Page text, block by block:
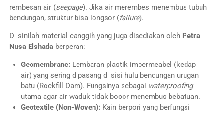
rembesan air (seepage). Jika air merembes menembus tubuh
bendungan, struktur bisa longsor (failure).
Di sinilah material canggih yang juga disediakan oleh Petra
Nusa Elshadaberperan:
Geomembrane:Lembaran plastik impermeabel (kedap
air) yang sering dipasang di sisi hulu bendungan urugan
batu (Rockfill Dam). Fungsinya sebagai waterproofing
utama agar air waduk tidak bocor menembus bebatuan.
Geotextile (Non-Woven):Kain berpori yang berfungsi